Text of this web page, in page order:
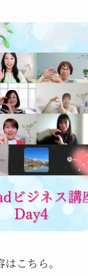
こちら。